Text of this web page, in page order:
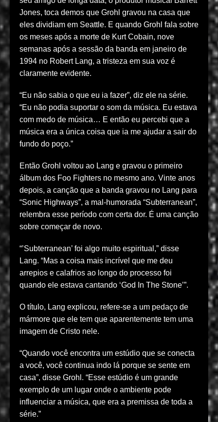
Jones, toca demos que Grohl gravou na casa que
eles dividiam em Seattle. E quando Grohl fala sobre
os meses após a morte de Kurt Cobain, nove
semanas após a sessão da banda em janeiro de
1994 no Robert Lang, a tristeza em sua voz é
claramente evidente.
“Eu não sabia o que eu ia fazer”, diz ele na série.
“Eu não podia suportar o som da música. Eu estava
com medo de música… E então eu percebi que a
música era a única coisa que ia me ajudar a sair do
fundo do poço.”
Então Grohl voltou ao Lang e gravou o primeiro
álbum dos Foo Fighters no mesmo ano. Vinte anos
depois, a canção que a banda gravou no Lang para
“Sonic Highways”, a mal-humorada “Subterranean”,
relembra esse período com certa dor. É uma canção
sobre começar de novo.
“’Subterranean’ foi algo muito espiritual,” disse
Lang. “Mas a coisa mais incrível que me deu
arrepios e calafrios ao longo do processo foi
quando ele estava cantando ‘God In The Stone’”.
O título, Lang explicou, refere-se a um pedaço de
mármore que ele tem que aparentemente tem uma
imagem de Cristo nele.
“Quando você encontra um estúdio que se conecta
a você, você continua indo lá porque se sente em
casa”, disse Grohl. “Esse estúdio é um grande
exemplo de um lugar onde o ambiente pode
influenciar a música, que era a premissa de toda a
série.”